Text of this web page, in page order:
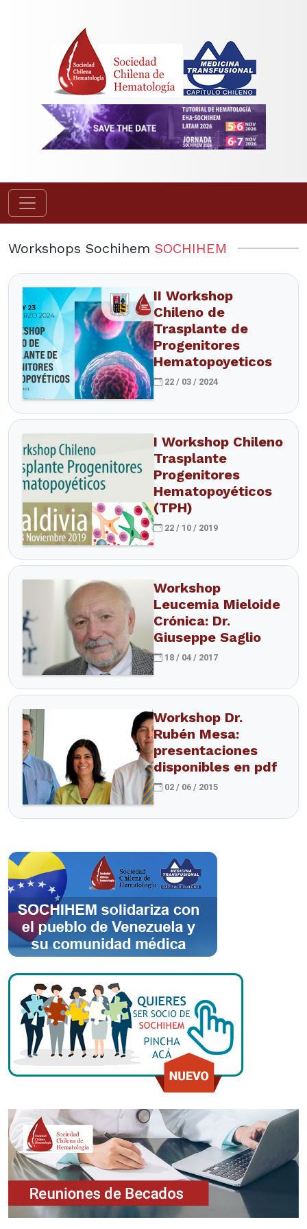
Workshops Sochihem SOCHIHEM
II Workshop
Chileno de
Trasplante de
Progenitores
Hematopoyeticos
22 / 03 / 2024
I Workshop Chileno
Trasplante
Progenitores
Hematopoyéticos
(TPH)
22 / 10 / 2019
Workshop
Leucemia Mieloide
Crónica: Dr.
Giuseppe Saglio
18 / 04 / 2017
Workshop Dr.
Rubén Mesa:
presentaciones
disponibles en pdf
02 / 06 / 2015